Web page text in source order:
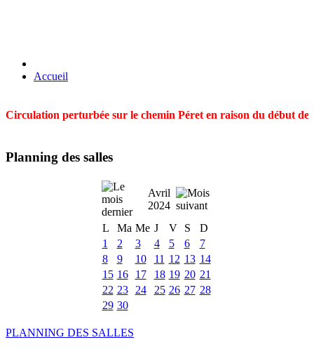
Accueil
Circulation perturbée sur le chemin Péret en raison du début
Planning des salles
Avril
2024
L
Ma Me J V S
D
1
2 3 4 5 6
7
8
9 10 11 12 13 14
15 16 17 18 19 20 21
22 23 24 25 26 27 28
29 30
PLANNING DES SALLES